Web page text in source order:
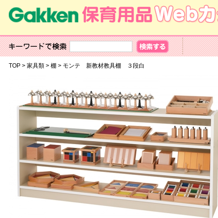
TOP> 家具類> 棚 > モンテ 新教材教具棚 ３段白